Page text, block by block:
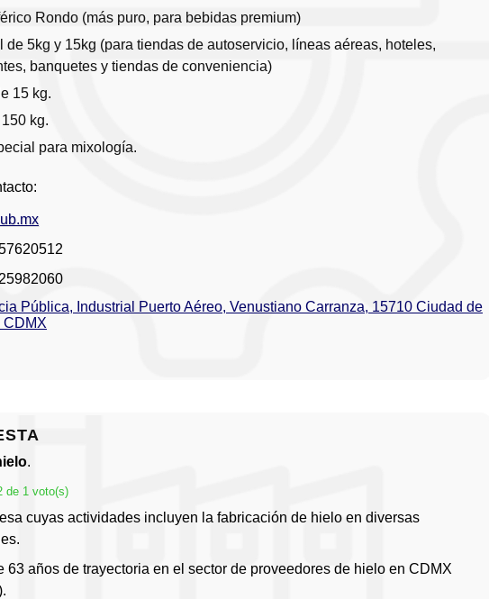
Rondo (más puro, para bebidas premium)
de 5kg y 15kg (para tiendas de autoservicio, líneas aéreas, hoteles,
banquetes y tiendas de conveniencia)
15 kg.
kg.
para mixología.
Pública, Industrial Puerto Aéreo, Venustiano Carranza, 15710 Ciudad de
CDMX
.
de 1 voto(s)
cuyas actividades incluyen la fabricación de hielo en diversas
63 años de trayectoria en el sector de proveedores de hielo en CDMX